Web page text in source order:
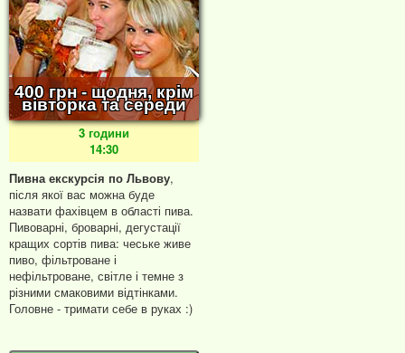
400 грн - щодня, крім
вівторка та середи
3 години
14:30
Пивна екскурсія по Львову,
після якої вас можна буде
назвати фахівцем в області пива.
Пивоварні, броварні, дегустації
кращих сортів пива: чеське живе
пиво, фільтроване і
нефільтроване, світле і темне з
різними смаковими відтінками.
Головне - тримати себе в руках :)